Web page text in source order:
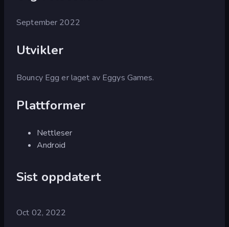
September 2022
Utvikler
Bouncy Egg er laget av Eggys Games.
Plattformer
Nettleser
Android
Sist oppdatert
Oct 02, 2022